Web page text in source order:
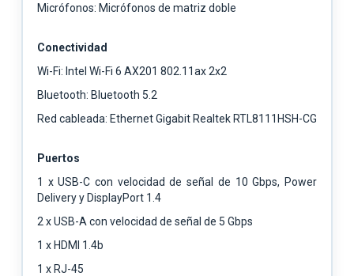
Micrófonos: Micrófonos de matriz doble
Conectividad
Wi-Fi: Intel Wi-Fi 6 AX201 802.11ax 2x2
Bluetooth: Bluetooth 5.2
Red cableada: Ethernet Gigabit Realtek RTL8111HSH-CG
Puertos
1 x USB-C con velocidad de señal de 10 Gbps, Power
Delivery y DisplayPort 1.4
2 x USB-A con velocidad de señal de 5 Gbps
1 x HDMI 1.4b
1 x RJ-45